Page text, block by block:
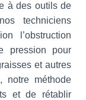
à des outils de
techniciens
l’obstruction
pression pour
et autres
notre méthode
et de rétablir